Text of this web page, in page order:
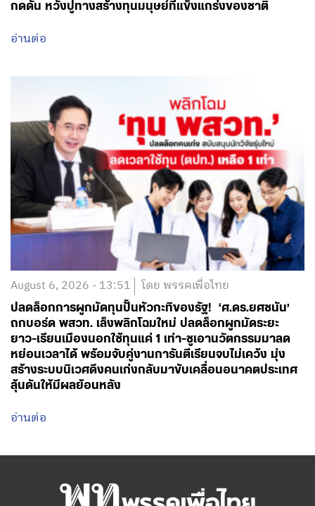
กดดัน หวังปูทางสร้างทุนมนุษย์ที่แข็งแกร่งของชาติ
อ่านต่อ
August 6, 2026 - 13:51 โดย พรรคเพื่อไทย
ปลดล็อกการผูกมัดทุนปั้นหัวกะทิของรัฐ! ‘ศ.ดร.ยศชนัน’
ถกบอร์ด พสวท. เล็งพลิกโฉมใหม่ ปลดล็อกผูกมัดระยะ
ยาว-เรียนเมืองนอกใช้ทุนแค่ 1 เท่า-ชูเอานวัตกรรมมาลด
หย่อนเวลาได้ พร้อมจับคู่งานการันตีเรียนจบไม่เคว้ง มุ่ง
สร้างระบบนิเวศดึงคนเก่งกลับมาขับเคลื่อนอนาคตประเทศ
ลุ้นดันให้มีผลย้อนหลัง
อ่านต่อ